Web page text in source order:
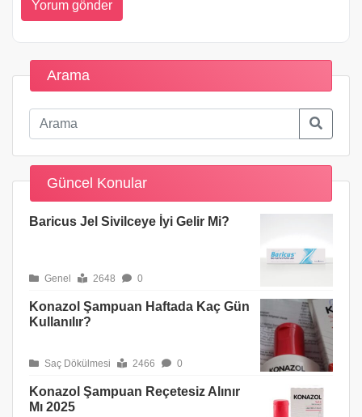
Arama
Güncel Konular
Baricus Jel Sivilceye İyi Gelir Mi?
Genel 2648 0
Konazol Şampuan Haftada Kaç Gün
Kullanılır?
Saç Dökülmesi 2466 0
Konazol Şampuan Reçetesiz Alınır
Mı 2025